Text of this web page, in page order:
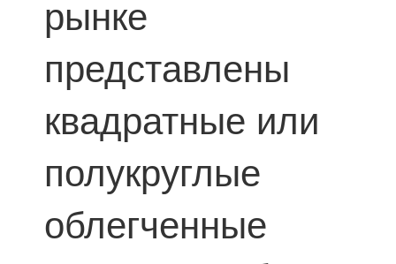
рынке
представлены
квадратные или
полукруглые
облегченные